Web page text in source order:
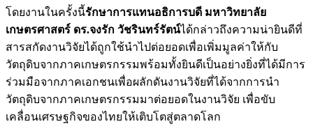
โดยงานในครั้งนี้รักษาการแทนอธิการบดี มหาวิทยาลัย
เกษตรศาสตร์ ดร.จงรัก วัชรินทร์รัตน์ได้กล่าวถึงความน่ายินดีที่
สารสกัดงานวิจัยได้ถูกใช้นำไปต่อยอดเพื่อเพิ่มมูลค่าให้กับ
วัตถุดิบจากภาคเกษตรกรรมพร้อมทั้งยินดีเป็นอย่างยิ่งที่ได้มีการ
ร่วมมือจากภาคเอกชนเพื่อผลักดันงานวิจัยที่ได้จากการนำ
วัตถุดิบจากภาคเกษตรกรรมมาต่อยอดในงานวิจัย เพื่อขับ
เคลื่อนเศรษฐกิจของไทยให้เติบโตสู่ตลาดโลก